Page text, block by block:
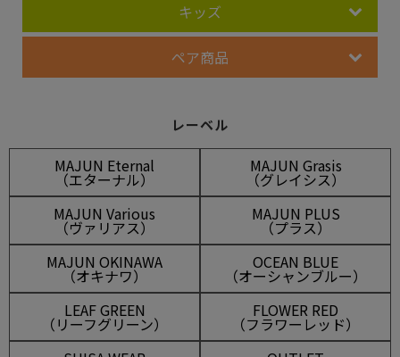
キッズ
ペア商品
レーベル
MAJUN Eternal
（エターナル）
MAJUN Grasis
（グレイシス）
MAJUN Various
（ヴァリアス）
MAJUN PLUS
（プラス）
MAJUN OKINAWA
（オキナワ）
OCEAN BLUE
（オーシャンブルー）
LEAF GREEN
（リーフグリーン）
FLOWER RED
（フラワーレッド）